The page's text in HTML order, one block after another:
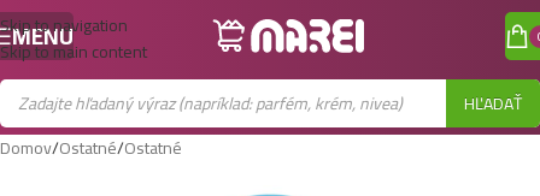
Skip to navigation
Skip to main content
MENU
HĽADAŤ
Domov/Ostatné/Ostatné